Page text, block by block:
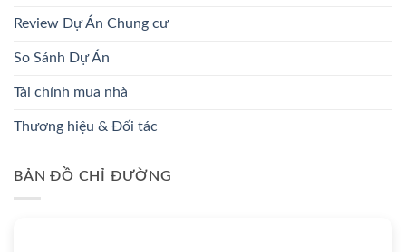
Review Dự Án Chung cư
So Sánh Dự Án
Tài chính mua nhà
Thương hiệu & Đối tác
BẢN ĐỒ CHỈ ĐƯỜNG